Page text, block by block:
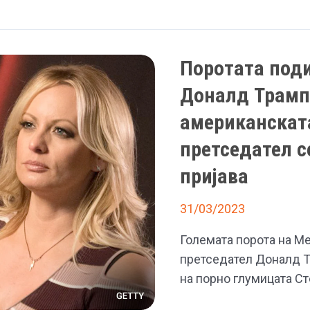
Поротата
Доналд
претседател
пријава
31/03/2023
Големата порота на
претседател Доналд
на порно глумицата